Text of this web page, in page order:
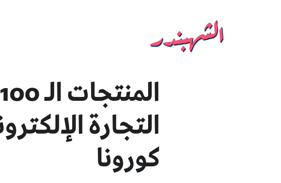
التجارة
كورونا